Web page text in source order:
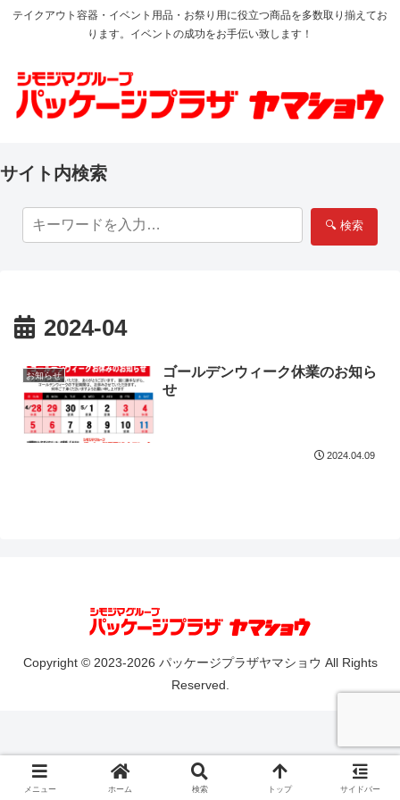
テイクアウト容器・イベント用品・お祭り用に役立つ商品を多数取り揃えてお
ります。イベントの成功をお手伝い致します！
サイト内検索
🔍 検索
2024-04
お知らせ
ゴールデンウィーク休業のお知ら
せ
2024.04.09
Copyright © 2023-2026 パッケージプラザヤマショウ All Rights
Reserved.
メニュー ホーム 検索 トップ サイドバー